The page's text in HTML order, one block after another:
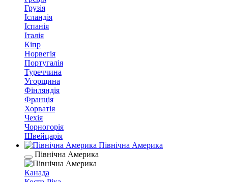
Грузія
Ісландія
Іспанія
Італія
Кіпр
Норвегія
Португалія
Туреччина
Угорщина
Фінляндія
Франція
Хорватія
Чехія
Чорногорія
Швейцарія
Північна Америка
Північна Америка
Канада